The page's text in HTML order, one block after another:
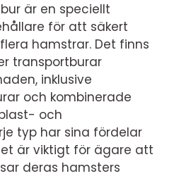
är en speciellt
för att säkert
hamstrar. Det finns
transportburar
inklusive
och kombinerade
och
typ har sina fördelar
är viktigt för ägare att
deras hamsters